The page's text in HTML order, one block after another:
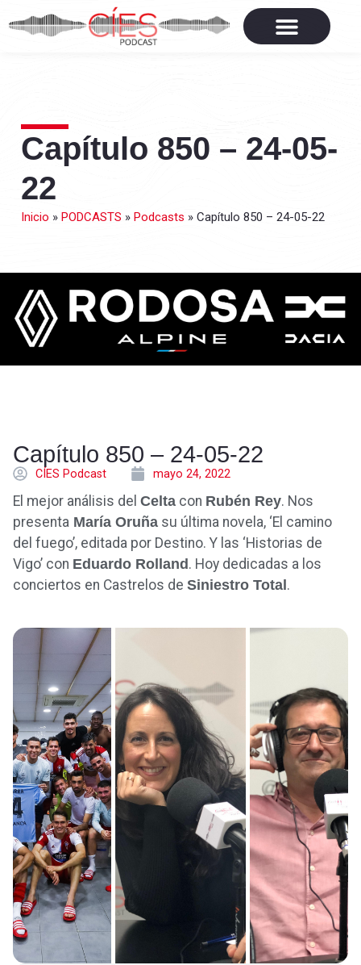
Capítulo 850 – 24-05-
22
Inicio » PODCASTS » Podcasts » Capítulo 850 – 24-05-22
Capítulo 850 – 24-05-22
CÍES Podcast mayo 24, 2022
El mejor análisis del Celta con Rubén Rey. Nos
presenta María Oruña su última novela, ‘El camino
del fuego’, editada por Destino. Y las ‘Historias de
Vigo’ con Eduardo Rolland. Hoy dedicadas a los
conciertos en Castrelos de Siniestro Total.